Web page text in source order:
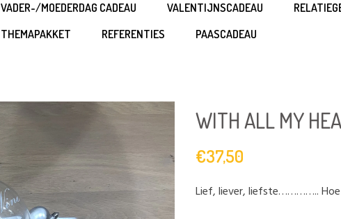
VADER-/MOEDERDAG CADEAU
VALENTIJNSCADEAU
THEMAPAKKET
REFERENTIES PAASCADEAU
WITH ALL MY
€37,50
Lief, liever, liefste………….. Hoe